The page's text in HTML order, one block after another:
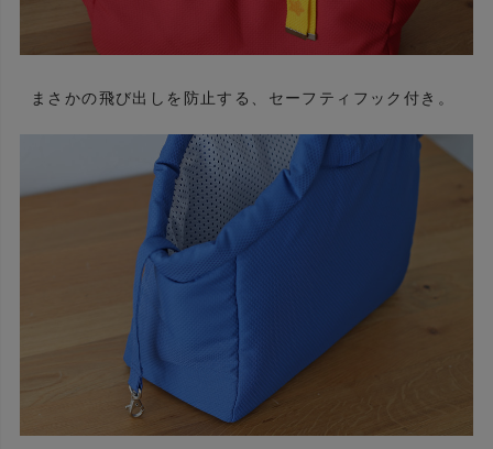
まさかの飛び出しを防止する、セーフティフック付き。